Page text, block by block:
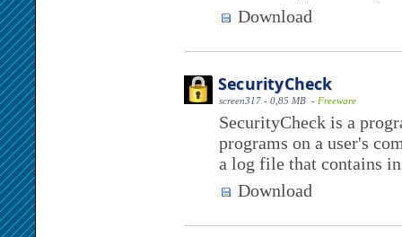
Download
SecurityCheck
screen317 - 0,85 MB - Freeware
SecurityCheck is a
programs on a user's
a log file that contains
Download